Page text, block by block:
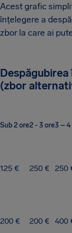
Acest grafic
înțelegere a
zbor la care ai
(zbor
Sub 2 ore2 - 3 ore3 – 4
125 € 250 € 250
200 € 200 € 400